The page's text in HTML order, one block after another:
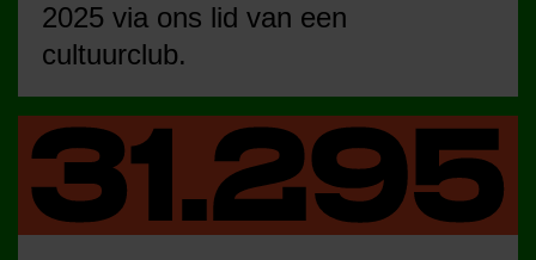
2025 via ons lid van een
cultuurclub.